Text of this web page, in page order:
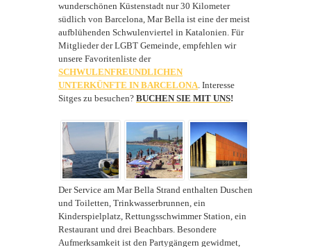
wunderschönen Küstenstadt nur 30 Kilometer
südlich von Barcelona, Mar Bella ist eine der meist
aufblühenden Schwulenviertel in Katalonien. Für
Mitglieder derLGBT Gemeinde, empfehlen wir
unsere Favoritenliste der
SCHWULENFREUNDLICHEN
UNTERKÜNFTE IN BARCELONA. Interesse
Sitges zu besuchen? BUCHEN SIE MIT UNS!
Der Service am Mar Bella Strand enthalten Duschen
und Toiletten, Trinkwasserbrunnen, ein
Kinderspielplatz, Rettungsschwimmer Station, ein
Restaurant und drei Beachbars. Besondere
Aufmerksamkeit ist den Partygängern gewidmet,